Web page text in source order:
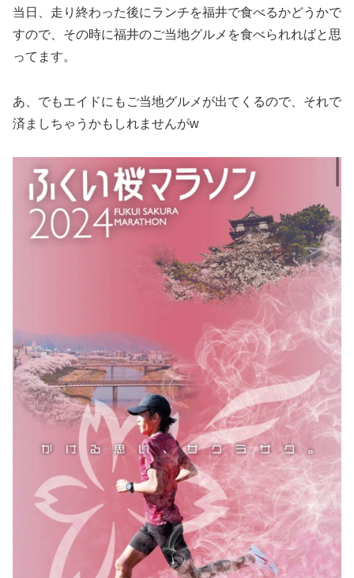
当日、走り終わった後にランチを福井で食べるかどうかで
すので、その時に福井のご当地グルメを食べられればと思
ってます。
あ、でもエイドにもご当地グルメが出てくるので、それで
済ましちゃうかもしれませんがw